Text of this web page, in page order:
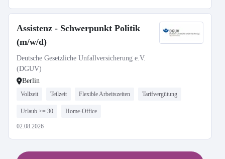
Assistenz - Schwerpunkt Politik
(m/w/d)
Deutsche Gesetzliche Unfallversicherung e.V.
(DGUV)
Berlin
Vollzeit Teilzeit Flexible Arbeitszeiten Tarifvergütung
Urlaub >= 30 Home-Office
02.08.2026